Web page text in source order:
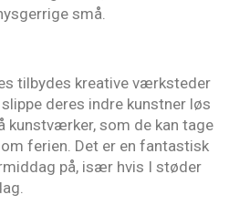
små.
tilbydes kreative værksteder
deres indre kunstner løs
kunstværker, som de kan tage
ferien. Det er en fantastisk
på, især hvis I støder